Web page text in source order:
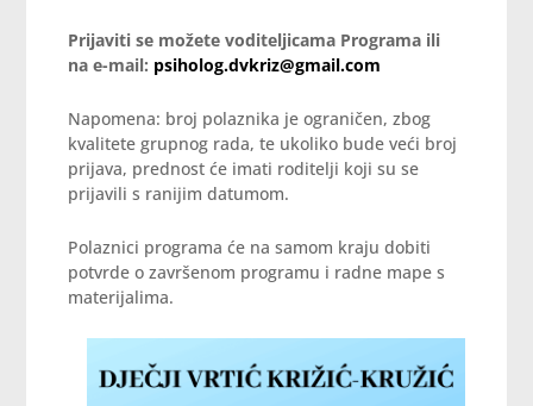
Prijaviti se možete voditeljicama Programa ili
na e-mail: psiholog.dvkriz@gmail.com
Napomena: broj polaznika je ograničen, zbog
kvalitete grupnog rada, te ukoliko bude veći broj
prijava, prednost će imati roditelji koji su se
prijavili s ranijim datumom.
Polaznici programa će na samom kraju dobiti
potvrde o završenom programu i radne mape s
materijalima.